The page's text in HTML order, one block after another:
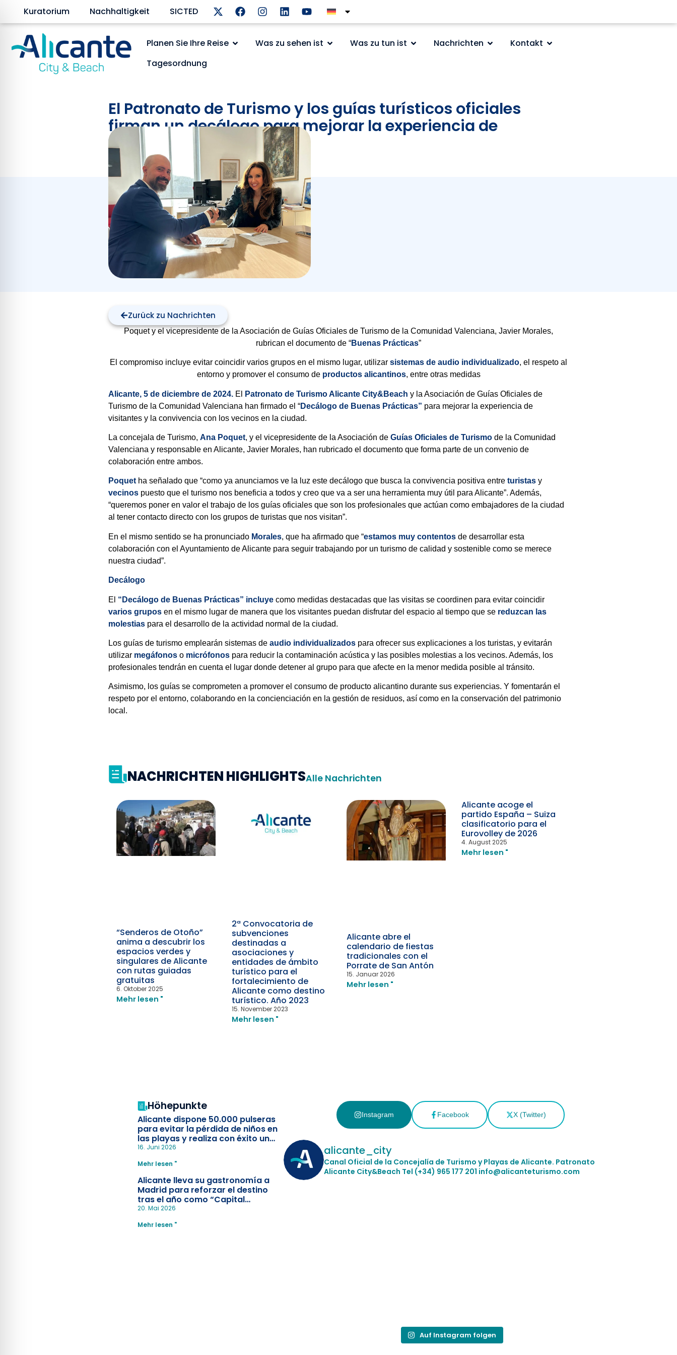
Kuratorium Nachhaltigkeit SICTED
Planen Sie Ihre Reise Was zu sehen ist Was zu tun ist Nachrichten
Kontakt
Tagesordnung
El Patronato de Turismo y los guías turísticos oficiales
firman un decálogo para mejorar la experiencia de
visitantes y vecinos
Dezember 9, 2024
Zurück zu Nachrichten
Poquet y el vicepresidente de la Asociación de Guías Oficiales de Turismo de la Comunidad Valenciana, Javier Morales,
rubrican el documento de “Buenas Prácticas”
El compromiso incluye evitar coincidir varios grupos en el mismo lugar, utilizar sistemas de audio individualizado, el respeto al
entorno y promover el consumo deproductos alicantinos, entre otras medidas
Alicante, 5 de diciembre de 2024. El Patronato de Turismo Alicante City&Beach y la Asociación de Guías Oficiales de
Turismo de la Comunidad Valenciana han firmado el “Decálogo de Buenas Prácticas” para mejorar la experiencia de
visitantes y la convivencia con los vecinos en la ciudad.
La concejala de Turismo,Ana Poquet, y el vicepresidente de la Asociación deGuías Oficiales de Turismo de la Comunidad
Valenciana y responsable en Alicante, Javier Morales, han rubricado el documento que forma parte de un convenio de
colaboración entre ambos.
Poquet ha señalado que “como ya anunciamos ve la luz este decálogo que busca la convivencia positiva entreturistasy
vecinos puesto que el turismo nos beneficia a todos y creo que va a ser una herramienta muy útil para Alicante”. Además,
“queremos poner en valor el trabajo de los guías oficiales que son los profesionales que actúan como embajadores de la ciudad
al tener contacto directo con los grupos de turistas que nos visitan”.
En el mismo sentido se ha pronunciado Morales, que ha afirmado que “estamos muy contentosde desarrollar esta
colaboración con el Ayuntamiento de Alicante para seguir trabajando por un turismo de calidad y sostenible como se merece
nuestra ciudad”.
Decálogo
El “Decálogo de Buenas Prácticas” incluyecomo medidas destacadas que las visitas se coordinen para evitar coincidir
varios gruposen el mismo lugar de manera que los visitantes puedan disfrutar del espacio al tiempo que se reduzcan las
molestias para el desarrollo de la actividad normal de la ciudad.
Los guías de turismo emplearán sistemas deaudio individualizados para ofrecer sus explicaciones a los turistas, y evitarán
utilizar megáfonoso micrófonos para reducir la contaminación acústica y las posibles molestias a los vecinos. Además, los
profesionales tendrán en cuenta el lugar donde detener al grupo para que afecte en la menor medida posible al tránsito.
Asimismo, los guías se comprometen a promover el consumo de producto alicantino durante sus experiencias. Y fomentarán el
respeto por el entorno, colaborando en la concienciación en la gestión de residuos, así como en la conservación del patrimonio
local.
NACHRICHTEN HIGHLIGHTSAlle Nachrichten
“Senderos de Otoño”
anima a descubrir los
espacios verdes y
singulares de Alicante
con rutas guiadas
gratuitas
6. Oktober 2025
Mehr lesen "
2ª Convocatoria de
subvenciones
destinadas a
asociaciones y
entidades de ámbito
turístico para el
fortalecimiento de
Alicante como destino
turístico. Año 2023
15. November 2023
Mehr lesen "
Alicante abre el
calendario de fiestas
tradicionales con el
Porrate de San Antón
15. Januar 2026
Mehr lesen "
Alicante acoge el
partido España – Suiza
clasificatorio para el
Eurovolley de 2026
4. August 2025
Mehr lesen "
Höhepunkte
Alicante dispone 50.000 pulseras
para evitar la pérdida de niños en
las playas y realiza con éxito un
simulacro de socorrismo
16. Juni 2026
Mehr lesen "
Alicante lleva su gastronomía a
Madrid para reforzar el destino
tras el año como “Capital
Española”
20. Mai 2026
Mehr lesen "
Instagram Facebook X (Twitter)
alicante_city
Canal Oficial de la Concejalía de Turismo y Playas de Alicante. Patronato
Alicante City&Beach Tel (+34) 965 177 201 info@alicanteturismo.com
Auf Instagram folgen